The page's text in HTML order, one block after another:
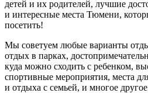
детей и их родителей, лучшие
и интересные места Тюмени,
посетить!
Мы советуем любые варианты
отдых в парках,
куда можно сходить с ребенком,
спортивные мероприятия, места
и отдыха с семьей, и многое